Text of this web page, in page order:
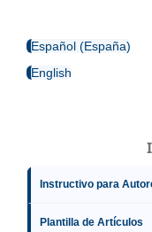
Español (España)
English
Instructivo para
Plantilla de Artículos